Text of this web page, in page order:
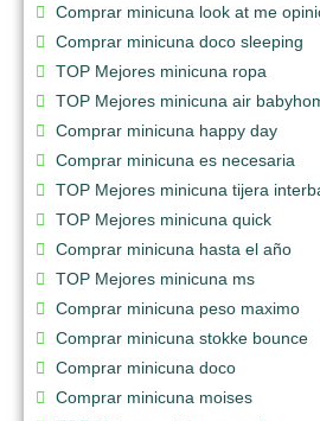
Comprar minicuna look at me
Comprar minicuna doco sleeping
TOP Mejores minicuna ropa
TOP Mejores minicuna air
Comprar minicuna happy day
Comprar minicuna es necesaria
TOP Mejores minicuna tijera
TOP Mejores minicuna quick
Comprar minicuna hasta el año
TOP Mejores minicuna ms
Comprar minicuna peso maximo
Comprar minicuna stokke bounce
Comprar minicuna doco
Comprar minicuna moises